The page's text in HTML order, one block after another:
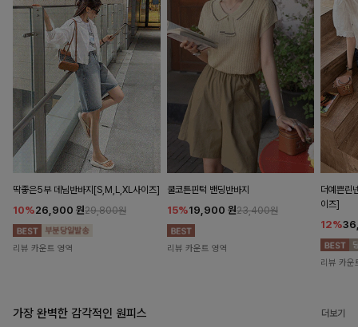
딱좋은5부 데님반바지[S,M,L,XL사이즈]
10%26,900 원29,800원
리뷰 카운트 영역
쿨코튼핀턱 밴딩반바지
15%19,900 원23,400원
리뷰 카운트 영역
더예쁜린
이즈]
12%
리뷰 카운
가장 완벽한 감각적인 원피스 더보기